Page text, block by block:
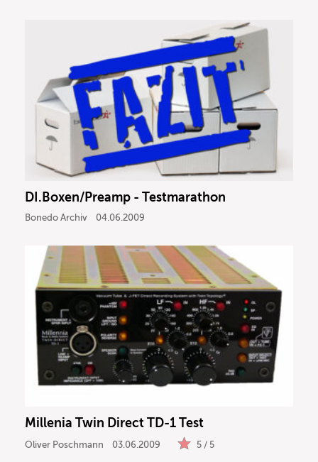
DI.Boxen/Preamp - Testmarathon
Bonedo Archiv 04.06.2009
Millenia Twin Direct TD-1 Test
Oliver Poschmann 03.06.2009 5 / 5